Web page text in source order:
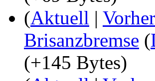
(Aktuell |
Brisanzbremse (
(+145 Bytes)